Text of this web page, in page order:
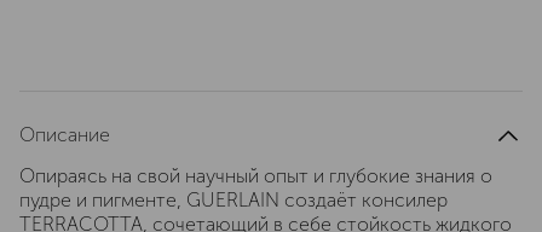
Описание
Опираясь на свой научный опыт и глубокие знания о
пудре и пигменте, GUERLAIN создаёт консилер
TERRACOTTA, сочетающий в себе стойкость жидкого